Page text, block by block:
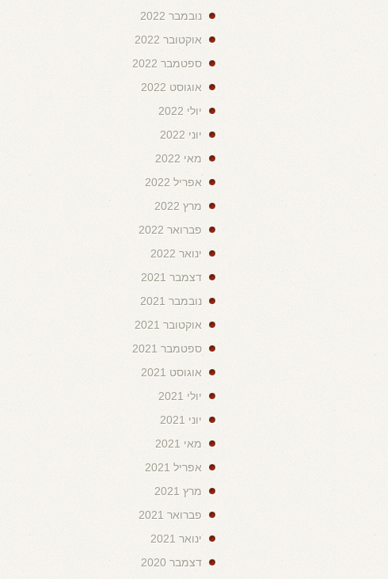
נובמבר 2022
אוקטובר 2022
ספטמבר 2022
אוגוסט 2022
יולי 2022
יוני 2022
מאי 2022
אפריל 2022
מרץ 2022
פברואר 2022
ינואר 2022
דצמבר 2021
נובמבר 2021
אוקטובר 2021
ספטמבר 2021
אוגוסט 2021
יולי 2021
יוני 2021
מאי 2021
אפריל 2021
מרץ 2021
פברואר 2021
ינואר 2021
דצמבר 2020